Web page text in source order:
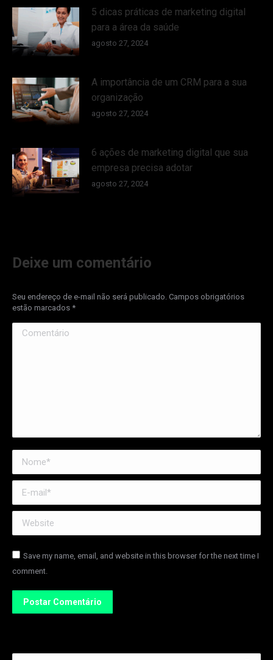
5 dicas práticas de marketing digital
para a área da saúde
agosto 27, 2024
A importância de um CRM para a sua
organização
agosto 27, 2024
6 ações de marketing digital que sua
empresa precisa adotar
agosto 27, 2024
Deixe um comentário
Seu endereço de e-mail não será publicado. Campos obrigatórios
estão marcados *
Comentário
Nome *
E-mail *
Website
Save my name, email, and website in this browser for the next time I
comment.
Postar Comentário